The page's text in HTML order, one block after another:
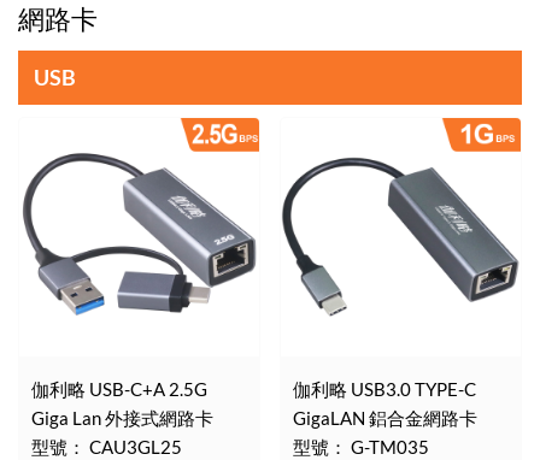
網路卡
USB
伽利略 USB-C+A 2.5G
Giga Lan 外接式網路卡
型號： CAU3GL25
伽利略 USB3.0 TYPE-C
GigaLAN 鋁合金網路卡
型號： G-TM035